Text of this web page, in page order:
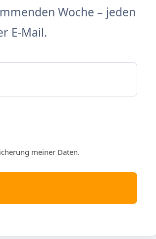
Woche – jeden
E-Mail.
meiner Daten.